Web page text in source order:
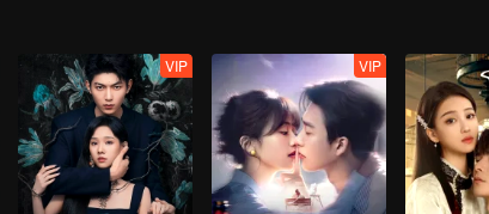
VIP VIP